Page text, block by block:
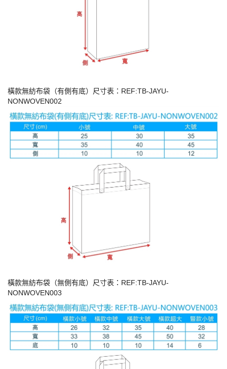
橫款無紡布袋（有側有底）尺寸表：REF:TB-JAYU-
NONWOVEN002
橫款無紡布袋（無側有底）尺寸表：REF:TB-JAYU-
NONWOVEN003